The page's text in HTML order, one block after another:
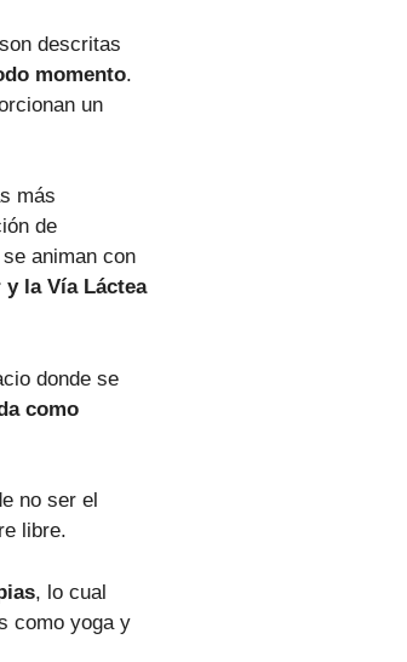
descritas
momento.
un
más
de
animan con
la Vía Láctea
donde se
como
no ser el
libre.
, lo cual
como yoga y